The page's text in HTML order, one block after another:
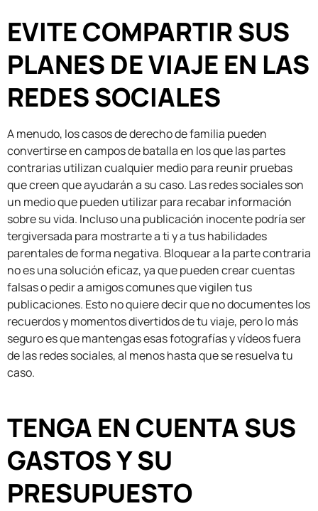
EVITE COMPARTIR SUS
PLANES DE VIAJE EN LAS
REDES SOCIALES
A menudo, los casos de derecho de familia pueden
convertirse en campos de batalla en los que las partes
contrarias utilizan cualquier medio para reunir pruebas
que creen que ayudarán a su caso. Las redes sociales son
un medio que pueden utilizar para recabar información
sobre su vida. Incluso una publicación inocente podría ser
tergiversada para mostrarte a ti y a tus habilidades
parentales de forma negativa. Bloquear a la parte contraria
no es una solución eficaz, ya que pueden crear cuentas
falsas o pedir a amigos comunes que vigilen tus
publicaciones. Esto no quiere decir que no documentes los
recuerdos y momentos divertidos de tu viaje, pero lo más
seguro es que mantengas esas fotografías y vídeos fuera
de las redes sociales, al menos hasta que se resuelva tu
caso.
TENGA EN CUENTA SUS
GASTOS Y SU
PRESUPUESTO